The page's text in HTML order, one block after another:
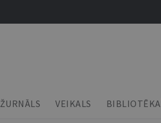
ŽURNĀLS VEIKALS BIBLIOTĒKA